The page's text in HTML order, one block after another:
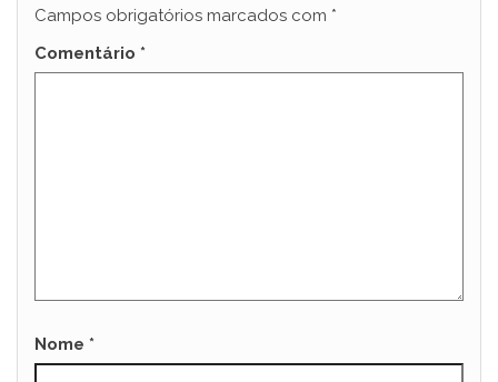
Campos obrigatórios marcados com *
Comentário *
Nome *